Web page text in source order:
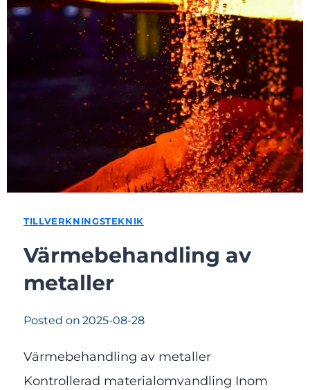
TILLVERKNINGSTEKNIK
Värmebehandling av
metaller
Posted on 2025-08-28
Värmebehandling av metaller
Kontrollerad materialomvandling Inom